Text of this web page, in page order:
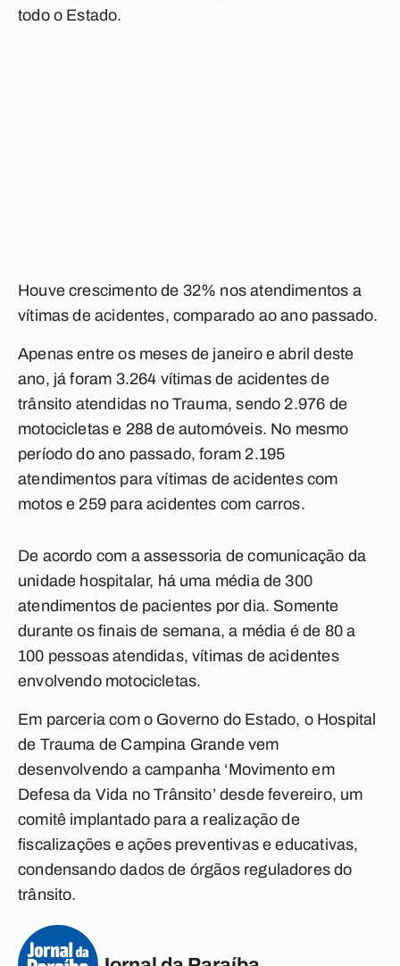
todo o Estado.
Houve crescimento de 32% nos atendimentos a
vítimas de acidentes, comparado ao ano passado.
Apenas entre os meses de janeiro e abril deste
ano, já foram 3.264 vítimas de acidentes de
trânsito atendidas no Trauma, sendo 2.976 de
motocicletas e 288 de automóveis. No mesmo
período do ano passado, foram 2.195
atendimentos para vítimas de acidentes com
motos e 259 para acidentes com carros.
De acordo com a assessoria de comunicação da
unidade hospitalar, há uma média de 300
atendimentos de pacientes por dia. Somente
durante os finais de semana, a média é de 80 a
100 pessoas atendidas, vítimas de acidentes
envolvendo motocicletas.
Em parceria com o Governo do Estado, o Hospital
de Trauma de Campina Grande vem
desenvolvendo a campanha ‘Movimento em
Defesa da Vida no Trânsito’ desde fevereiro, um
comitê implantado para a realização de
fiscalizações e ações preventivas e educativas,
condensando dados de órgãos reguladores do
trânsito.